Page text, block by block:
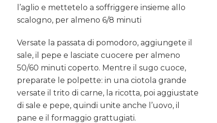
l’aglio e mettetelo a soffriggere insieme allo
scalogno, per almeno 6/8 minuti
Versate la passata di pomodoro, aggiungete il
sale, il pepe e lasciate cuocere per almeno
50/60 minuti coperto. Mentre il sugo cuoce,
preparate le polpette: in una ciotola grande
versate il trito di carne, la ricotta, poi aggiustate
di sale e pepe, quindi unite anche l’uovo, il
pane e il formaggio grattugiati.